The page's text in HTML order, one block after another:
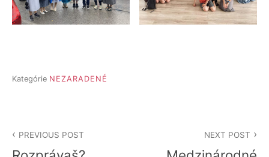
Kategórie NEZARADENÉ
v
PREVIOUS POST NEXT POST